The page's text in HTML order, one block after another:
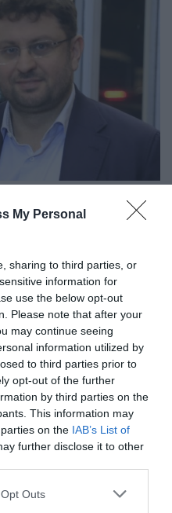
My Personal
sharing to third parties, or
information for
use the below opt-out
Please note that after your
may continue seeing
information utilized by
to third parties prior to
opt-out of the further
by third parties on the
This information may
on the IAB’s List of
further disclose it to other
uses one or more Google
Outs
έχει το θράσος να
και χαρακτηρισμοί